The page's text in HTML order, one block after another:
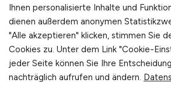
Benefits
Spannende Tätigkeit in
sicherheitskritischen
30 Tage Urlaub
Ihnen personalisierte Inhalte und
dienen außerdem anonymen
"Alle akzeptieren" klicken, stimmen Sie
Cookies zu. Unter dem Link "Cookie-
jeder Seite können Sie Ihre
nachträglich aufrufen und ändern.